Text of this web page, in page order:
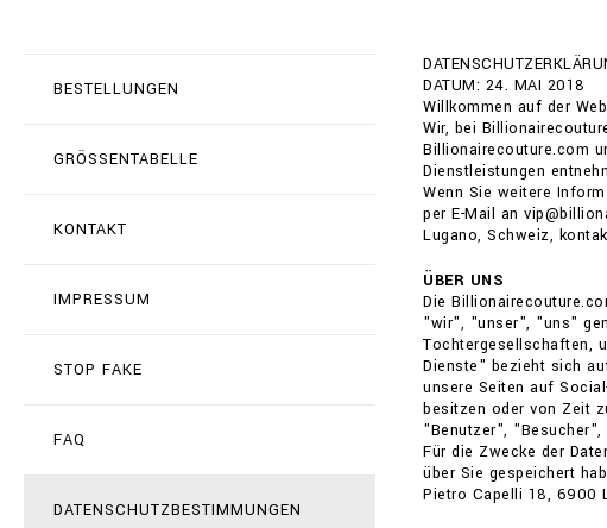
BESTELLUNGEN
GRÖSSENTABELLE
KONTAKT
IMPRESSUM
STOP FAKE
FAQ
DATENSCHUTZBESTIMMUNGEN
DATUM: 24. MAI 2018
Willkommen auf der
Wir, bei
Billionairecouture.com
Dienstleistungen
Wenn Sie weitere
per E-Mail an
Lugano, Schweiz,
ÜBER UNS
Die
"wir", "unser", "uns"
Tochtergesellschaften,
Dienste" bezieht sich
unsere Seiten auf
besitzen oder von Zeit
"Benutzer",
Für die Zwecke der
über Sie gespeichert
Pietro Capelli 18, 6900